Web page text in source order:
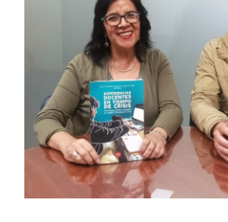
Académicos
Funcionarios
Alumni